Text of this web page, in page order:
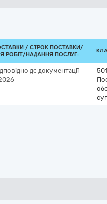
/ СТРОК ПОСТАВКИ/
РОБІТ/НАДАННЯ ПОСЛУГ:
до документації